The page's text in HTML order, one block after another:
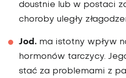
doustnie lub w postaci
choro­by uległy
Jod. ma istotny wpływ
hormonów tarczycy.
stać za problemami z